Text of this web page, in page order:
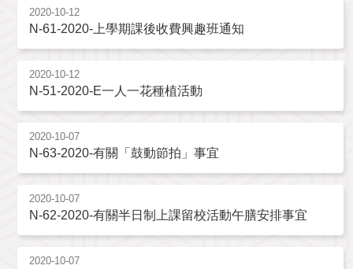
2020-10-12
N-61-2020-上學期課後收費興趣班通知
2020-10-12
N-51-2020-E一人一花種植活動
2020-10-07
N-63-2020-有關「鼓動節拍」事宜
2020-10-07
N-62-2020-有關半日制上課留校活動午膳安排事宜
2020-10-07